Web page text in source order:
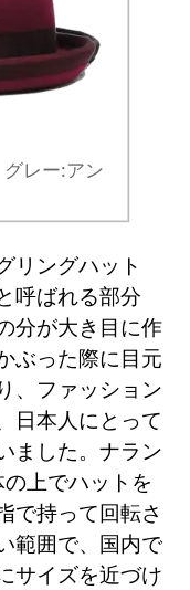
レー:アン
リングハット
呼ばれる部分
分が大き目に作
ぶった際に目元
、ファッション
日本人にとって
ました。ナラン
上でハットを
で持って回転さ
範囲で、国内で
サイズを近づけ